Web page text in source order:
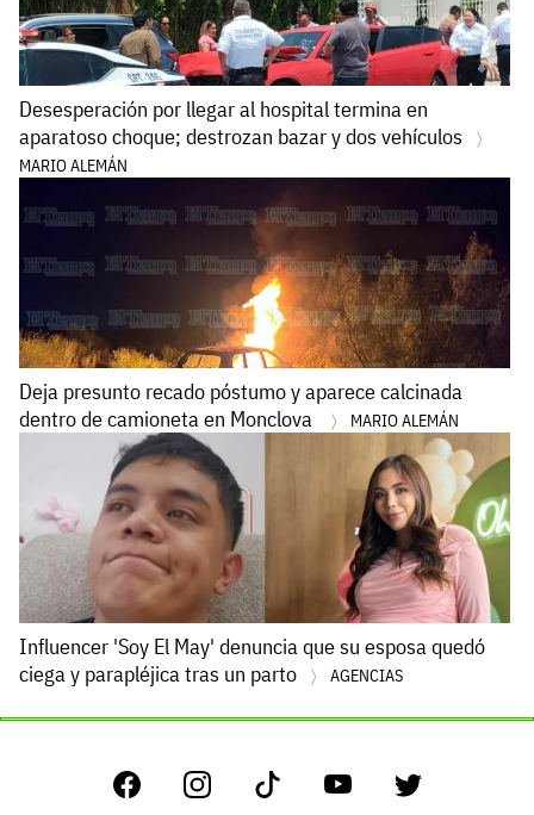
Desesperación por llegar al hospital termina en
aparatoso choque; destrozan bazar y dos vehículos
MARIO ALEMÁN
Deja presunto recado póstumo y aparece calcinada
dentro de camioneta en Monclova
MARIO ALEMÁN
Influencer 'Soy El May' denuncia que su esposa quedó
ciega y parapléjica tras un parto
AGENCIAS